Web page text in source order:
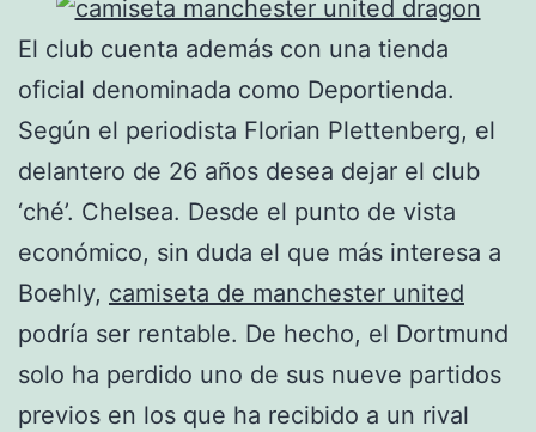
El club cuenta además con una tienda
oficial denominada como Deportienda.
Según el periodista Florian Plettenberg, el
delantero de 26 años desea dejar el club
‘ché’. Chelsea. Desde el punto de vista
económico, sin duda el que más interesa a
Boehly, camiseta de manchester united
podría ser rentable. De hecho, el Dortmund
solo ha perdido uno de sus nueve partidos
previos en los que ha recibido a un rival